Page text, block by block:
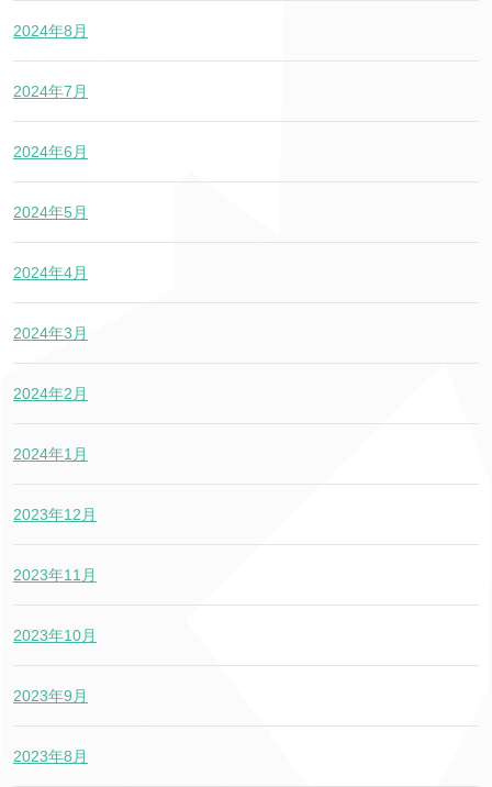
2024年8月
2024年7月
2024年6月
2024年5月
2024年4月
2024年3月
2024年2月
2024年1月
2023年12月
2023年11月
2023年10月
2023年9月
2023年8月